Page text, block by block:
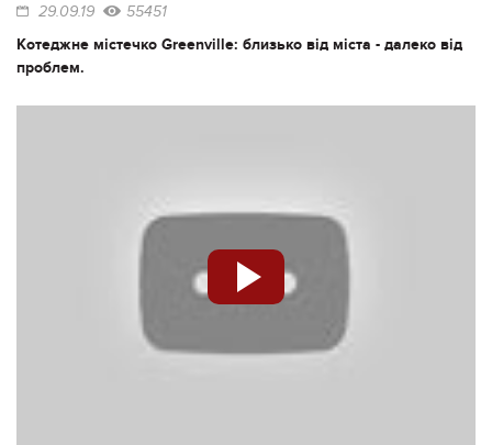
29.09.19 55451
Котеджне містечко Greenville: близько від міста - далеко від
проблем.